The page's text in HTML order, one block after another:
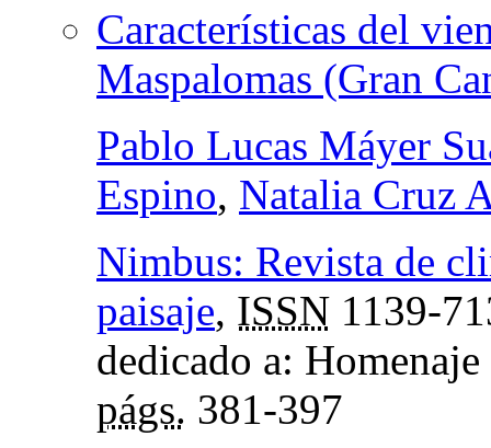
Características del
Maspalomas (Gran
Pablo Lucas Máyer
Espino, Natalia Cruz
Nimbus: Revista de
paisaje, ISSN 1139-
dedicado a:
págs. 381-397